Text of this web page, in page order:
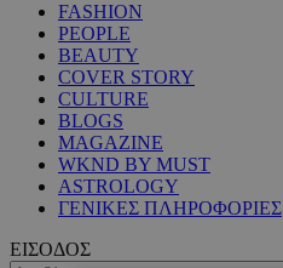
FASHION
PEOPLE
BEAUTY
COVER STORY
CULTURE
BLOGS
MAGAZINE
WKND BY MUST
ASTROLOGY
ΓΕΝΙΚΕΣ ΠΛΗΡΟΦΟΡΙΕΣ
ΕΙΣΟΔΟΣ